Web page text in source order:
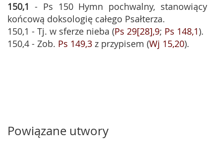
150,1 - Ps 150 Hymn pochwalny, stanowiący
końcową doksologię całego Psałterza.
150,1 - Tj. w sferze nieba (Ps 29[28],9; Ps 148,1).
150,4 - Zob. Ps 149,3 z przypisem (Wj 15,20).
Powiązane utwory